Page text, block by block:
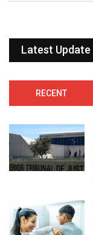
Latest Update
RECENT